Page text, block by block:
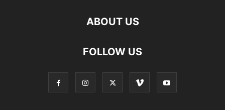
ABOUT US
FOLLOW US